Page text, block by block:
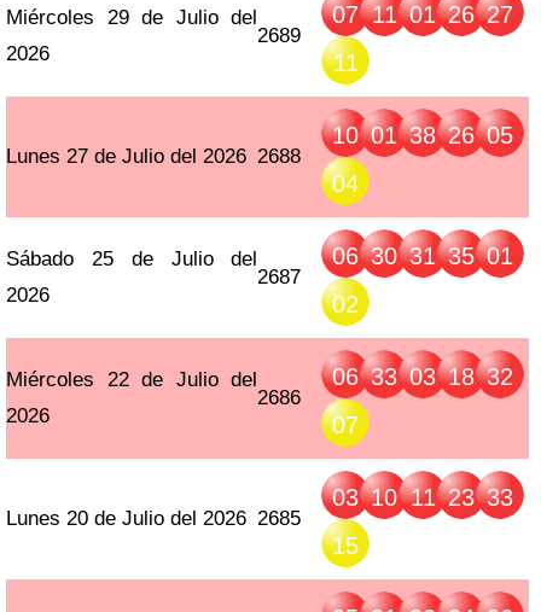
Miércoles 29 de Julio del
2026
2689
07 11 01 26 27
11
Lunes 27 de Julio del 2026 2688
10 01 38 26 05
04
Sábado 25 de Julio del
2026
2687
06 30 31 35 01
02
Miércoles 22 de Julio del
2026
2686
06 33 03 18 32
07
Lunes 20 de Julio del 2026 2685
03 10 11 23 33
15